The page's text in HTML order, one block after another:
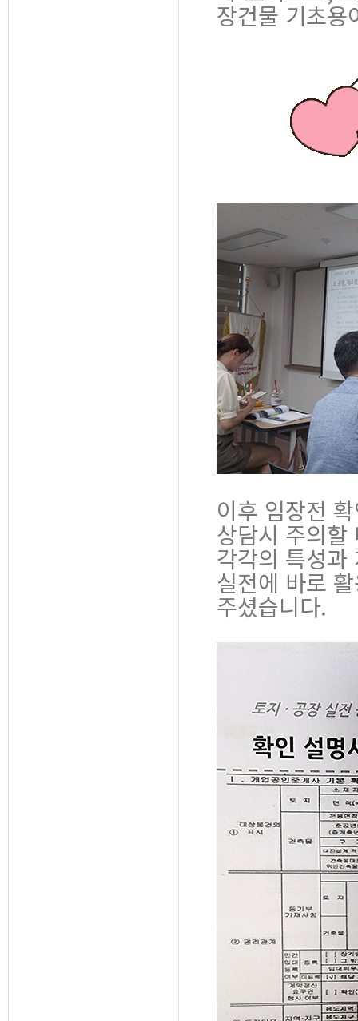
장건물 기초용
이후 임장전
상담시 주의할
각각의 특성과
실전에 바로
주셨습니다.